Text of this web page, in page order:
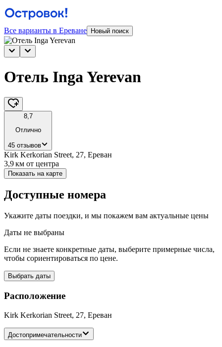
Все варианты в Ереване Новый поиск
Отель Inga Yerevan
8,7
Отлично
45 отзывов
Kirk Kerkorian Street, 27, Ереван
3,9 км от центра
Показать на карте
Доступные номера
Укажите даты поездки, и мы покажем вам актуальные цены
Даты не выбраны
Если не знаете конкретные даты, выберите примерные числа,
чтобы сориентироваться по цене.
Выбрать даты
Расположение
Kirk Kerkorian Street, 27, Ереван
Достопримечательности